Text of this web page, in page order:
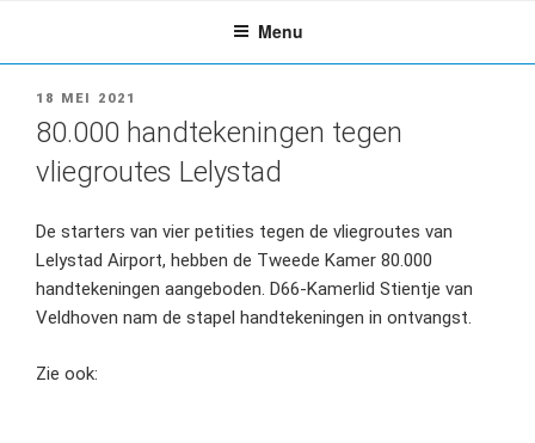
de
inhoud
Menu
GEPLAATST
OP
18 MEI 2021
80.000 handtekeningen tegen
vliegroutes Lelystad
De starters van vier petities tegen de vliegroutes van
Lelystad Airport, hebben de Tweede Kamer 80.000
handtekeningen aangeboden. D66-Kamerlid Stientje van
Veldhoven nam de stapel handtekeningen in ontvangst.
Zie ook: